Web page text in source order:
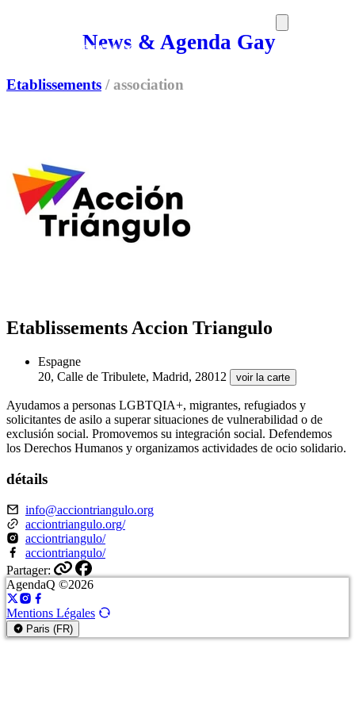
News & Agenda Gay
MEDIAMAG
Etablissements / association
Etablissements Accion Triangulo
Espagne
20, Calle de Tribulete, Madrid, 28012
voir la carte
Ayudamos a personas LGBTQIA+, migrantes, refugiados y
solicitantes de asilo a superar situaciones de vulnerabilidad o de
exclusión social. Promovemos su integración social. Defendemos
los Derechos Humanos y organizamos actividades de ocio solidario.
détails
info@acciontriangulo.org
acciontriangulo.org/
acciontriangulo/
acciontriangulo/
Partager:
AgendaQ ©2026
Mentions Légales
Paris (FR)